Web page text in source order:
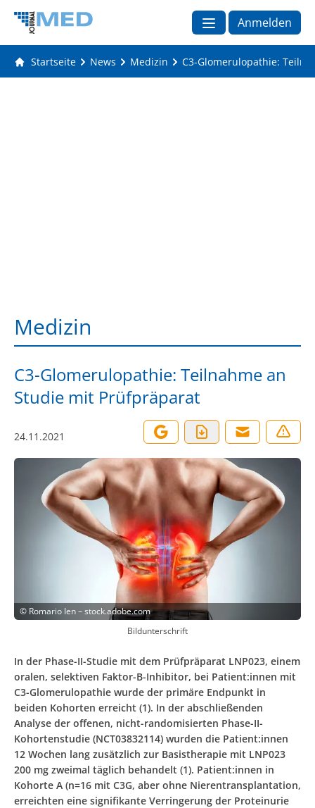
Anmelden
Startseite News Medizin C3-Glomerulopathie:
Medizin
C3-Glomerulopathie: Teilnahme an
Studie mit Prüfpräparat
24.11.2021
© Romario Ien – stock.adobe.com
Bildunterschrift
In der Phase-II-Studie mit dem Prüfpräparat LNP023, einem
oralen, selektiven Faktor-B-Inhibitor, bei Patient:innen mit
C3-Glomerulopathie wurde der primäre Endpunkt in
beiden Kohorten erreicht (1). In der abschließenden
Analyse der offenen, nicht-randomisierten Phase-II-
Kohortenstudie (NCT03832114) wurden die Patient:innen
12 Wochen lang zusätzlich zur Basistherapie mit LNP023
200 mg zweimal täglich behandelt (1). Patient:innen in
Kohorte A (n=16 mit C3G, aber ohne Nierentransplantation,
erreichten eine signifikante Verringerung der Proteinurie